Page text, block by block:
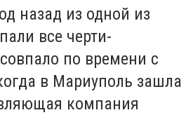
назад из одной из
все черти-
по времени с
в Мариуполь зашла
компания